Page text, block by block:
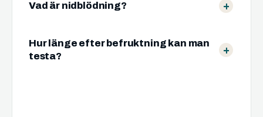
Vad är nidblödning?
Hur länge efter befruktning kan man
testa?